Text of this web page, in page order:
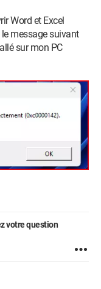
Word et Excel
message suivant
sur mon PC
votre question